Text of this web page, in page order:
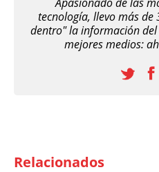
tecnología, llevo más de
dentro" la información
mejores medios:
Relacionados